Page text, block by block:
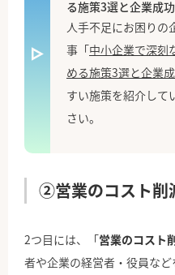
る施策3選と企業成
人手不足にお困りの
事「中小企業で深刻
める施策3選と企業
すい施策を紹介して
さい。
②営業のコスト削
2つ目には、「営業のコスト
者や企業の経営者・役員な